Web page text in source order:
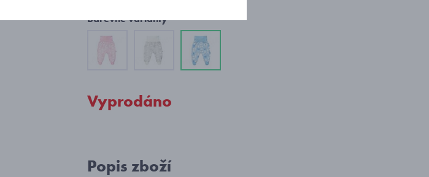
Barevné varianty
Vyprodáno
Popis zboží